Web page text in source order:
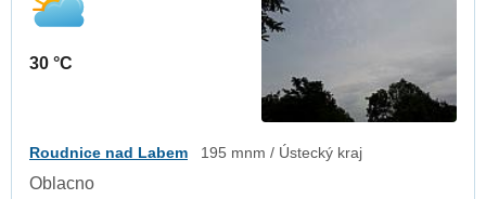
30 °C
Roudnice nad Labem 195 mnm / Ústecký kraj
Oblacno